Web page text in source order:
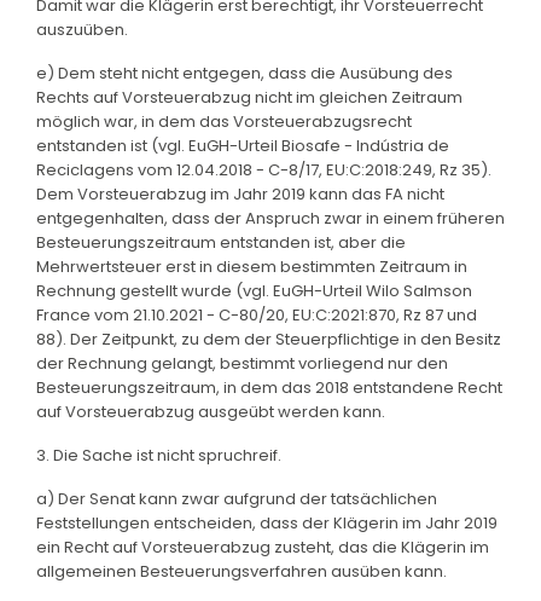
Damit war die Klägerin erst berechtigt, ihr Vorsteuerrecht
auszuüben.
e) Dem steht nicht entgegen, dass die Ausübung des
Rechts auf Vorsteuerabzug nicht im gleichen Zeitraum
möglich war, in dem das Vorsteuerabzugsrecht
entstanden ist (vgl. EuGH-Urteil Biosafe - Indústria de
Reciclagens vom 12.04.2018 - C-8/17, EU:C:2018:249, Rz 35).
Dem Vorsteuerabzug im Jahr 2019 kann das FA nicht
entgegenhalten, dass der Anspruch zwar in einem früheren
Besteuerungszeitraum entstanden ist, aber die
Mehrwertsteuer erst in diesem bestimmten Zeitraum in
Rechnung gestellt wurde (vgl. EuGH-Urteil Wilo Salmson
France vom 21.10.2021 - C-80/20, EU:C:2021:870, Rz 87 und
88). Der Zeitpunkt, zu dem der Steuerpflichtige in den Besitz
der Rechnung gelangt, bestimmt vorliegend nur den
Besteuerungszeitraum, in dem das 2018 entstandene Recht
auf Vorsteuerabzug ausgeübt werden kann.
3. Die Sache ist nicht spruchreif.
a) Der Senat kann zwar aufgrund der tatsächlichen
Feststellungen entscheiden, dass der Klägerin im Jahr 2019
ein Recht auf Vorsteuerabzug zusteht, das die Klägerin im
allgemeinen Besteuerungsverfahren ausüben kann.